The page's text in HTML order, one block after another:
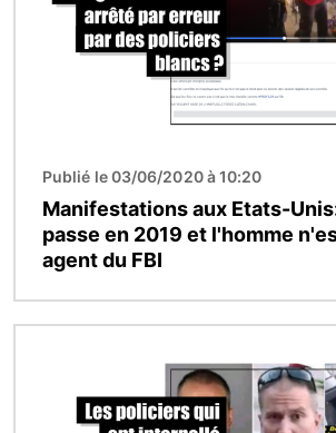
Publié le 03/06/2020 à 10:20
Manifestations aux Etats-
passe en 2019 et l'homme
agent du FBI